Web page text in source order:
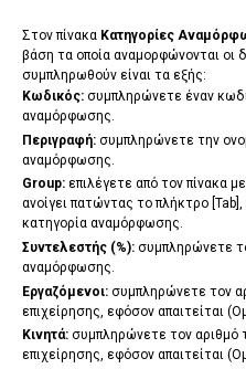
Στον πίνακα Κατηγορίες
βάση τα οποία αναμορφώνονται οι
συμπληρωθούν είναι τα εξής:
Κωδικός: συμπληρώνετε έναν
αναμόρφωσης.
Περιγραφή: συμπληρώνετε την
αναμόρφωσης.
Group: επιλέγετε από τον πίνακα
ανοίγει πατώντας το πλήκτρο [ Tab
κατηγορία αναμόρφωσης.
Συντελεστής (%): συμπληρώνετε
αναμόρφωσης.
Εργαζόμενοι: συμπληρώνετε τον
επιχείρησης, εφόσον απαιτείται
Κινητά: συμπληρώνετε τον
επιχείρησης, εφόσον απαιτείται